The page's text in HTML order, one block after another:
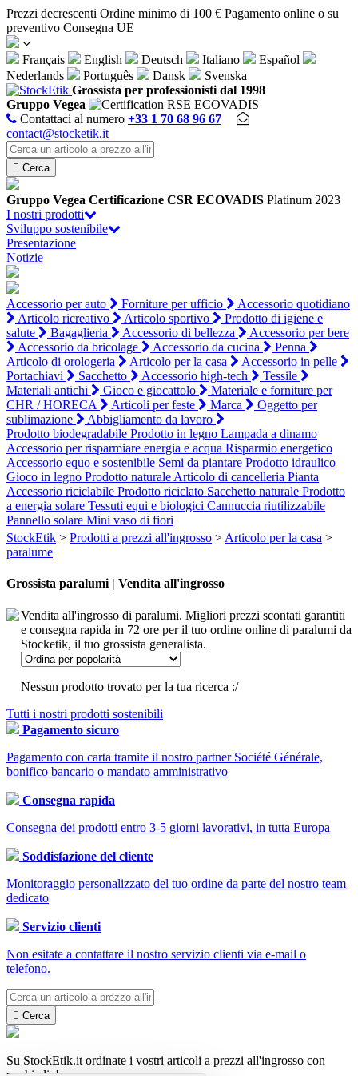
Prezzi decrescenti Ordine minimo di 100 € Pagamento online o su
preventivo Consegna UE
Français English Deutsch Italiano
Español
Nederlands
Português Dansk
Svenska
Grossista per professionisti dal 1998
Gruppo Vegea
Contattaci al numero +33 1 70 68 96 67
contact@stocketik.it
 Cerca
Gruppo Vegea Certificazione CSR ECOVADIS Platinum 2023
I nostri prodotti
Sviluppo sostenibile
Presentazione
Notizie
Accessorio per auto Forniture per ufficio
Accessorio quotidiano
Articolo ricreativo
Articolo sportivo
Prodotto di igiene e
salute
Bagaglieria Accessorio di bellezza
Accessorio per bere
Accessorio da bricolage
Accessorio da cucina
Penna
Articolo di orologeria
Articolo per la casa
Accessorio in pelle
Portachiavi
Sacchetto Accessorio high-tech
Tessile
Materiali antichi
Gioco e giocattolo
Materiale e forniture per
CHR / HORECA
Articoli per feste Marca
Oggetto per
sublimazione
Abbigliamento da lavoro
Prodotto biodegradabile Prodotto in legno Lampada a dinamo
Accessorio per risparmiare energia e acqua Risparmio energetico
Accessorio equo e sostenibile Semi da piantare Prodotto idraulico
Gioco in legno Prodotto naturale Articolo di cancelleria Pianta
Accessorio riciclabile Prodotto riciclato Sacchetto naturale Prodotto
a energia solare Tessuti equi e biologici Cannuccia riutilizzabile
Pannello solare Mini vaso di fiori
StockEtik > Prodotti a prezzi all'ingrosso > Articolo per la casa >
paralume
Grossista paralumi | Vendita all'ingrosso
Vendita all'ingrosso di paralumi. Migliori prezzi scontati garantiti
e consegna rapida in 72 ore per il tuo ordine online di paralumi da
Stocketik, il tuo grossista generalista.
Nessun prodotto trovato per la tua ricerca :/
Tutti i nostri prodotti sostenibili
Pagamento sicuro
Pagamento con carta tramite il nostro partner Société Générale,
bonifico bancario o mandato amministrativo
Consegna rapida
Consegna dei prodotti entro 3-5 giorni lavorativi, in tutta Europa
Soddisfazione del cliente
Monitoraggio personalizzato del tuo ordine da parte del nostro team
dedicato
Servizio clienti
Non esitate a contattare il nostro servizio clienti via e-mail o
telefono.
 Cerca
Su StockEtik.it ordinate i vostri articoli a prezzi all'ingrosso con
Pannello di gestione dei cookies